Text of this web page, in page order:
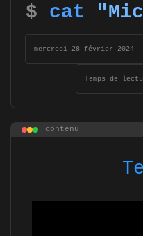
$ cat
mercredi 28 février 2024 -
Temps de
contenu